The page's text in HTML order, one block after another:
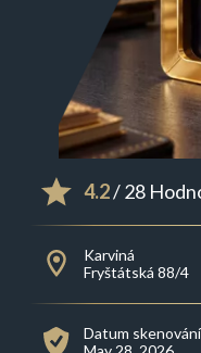
4.2/ 28
Karviná
Fryštátská 88/4
Datum